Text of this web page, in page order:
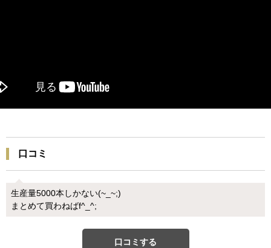
口コミ
生産量5000本しかない(~_~;)
まとめて買わねばf^_^;
口コミする